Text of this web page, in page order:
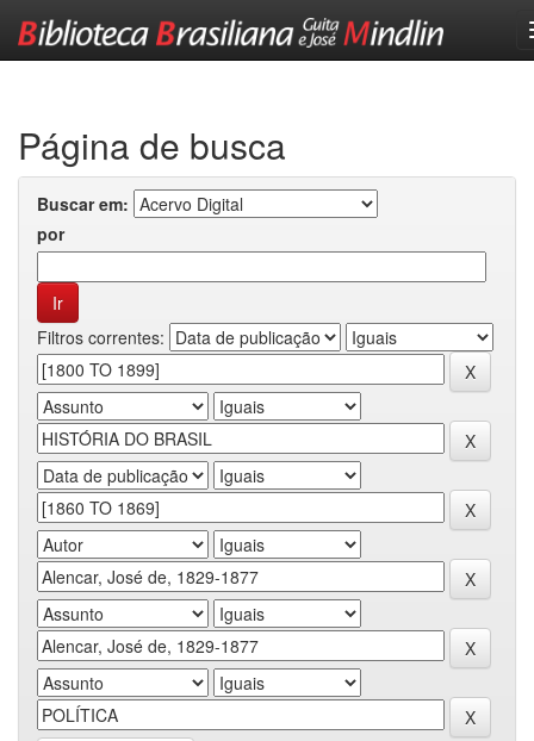
Página de busca
Buscar em:
por
Filtros correntes: